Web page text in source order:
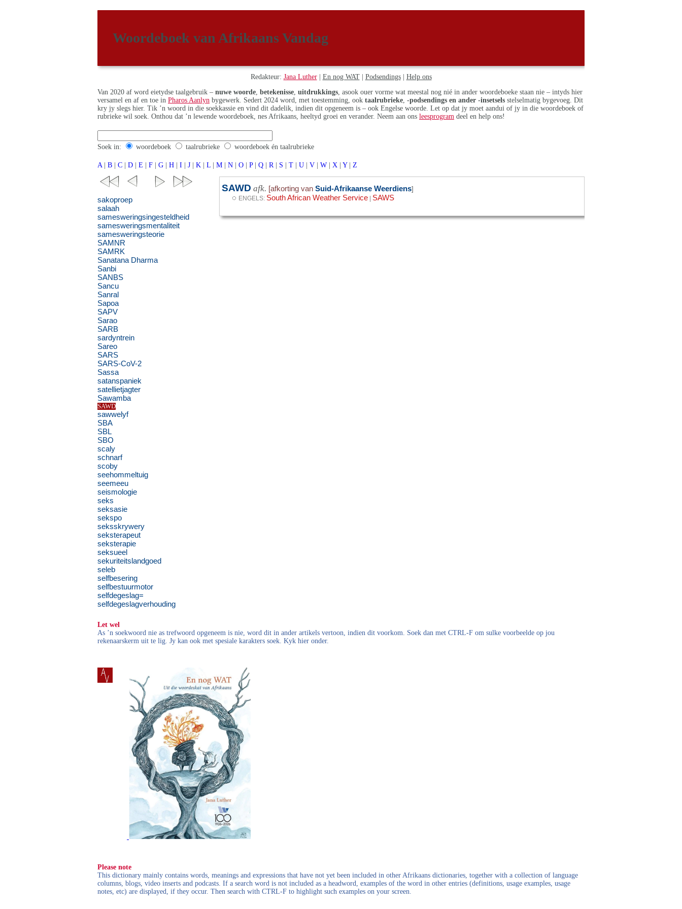
Woordeboek van Afrikaans Vandag
Redakteur: Jana Luther| En nog WAT| Podsendings| Help ons
Van 2020 af word eietydse taalgebruik – nuwe woorde betekenisse uitdrukkings , asook ouer vorme wat meestal nog nié in ander woordeboeke staan nie – intyds hier
versamel en af en toe in Pharos Aanlyn bygewerk. Sedert 2024 word, met toestemming, ook taalrubrieke -podsendings en ander -insetsels stelselmatig bygevoeg. Dit
kry jy slegs hier. Tik ’n woord in die soekkassie en vind dit dadelik, indien dit opgeneem is – ook Engelse woorde. Let op dat jy moet aandui of jy in die woordeboek of
rubrieke wil soek. Onthou dat ’n lewende woordeboek, nes Afrikaans, heeltyd groei en verander. Neem aan ons leesprogram deel en help ons!
Soek in: woordeboek taalrubrieke woordeboek én taalrubrieke
A | B | C | D | E | F | G | H | I | J | K | L | M | N | O | P | Q | R | S | T | U | V | W | X | Y | Z
SAWD afk. [afkorting van Suid-Afrikaanse Weerdiens]
◌ ENGELS: South African Weather Service | SAWS
sakoproep
salaah
samesweringsingesteldheid
samesweringsmentaliteit
samesweringsteorie
SAMNR
SAMRK
Sanatana Dharma
Sanbi
SANBS
Sancu
Sanral
Sapoa
SAPV
Sarao
SARB
sardyntrein
Sareo
SARS
SARS-CoV-2
Sassa
satanspaniek
satellietjagter
Sawamba
SAWD
sawwelyf
SBA
SBL
SBO
scaly
schnarf
scoby
seehommeltuig
seemeeu
seismologie
seks
seksasie
sekspo
seksskrywery
seksterapeut
seksterapie
seksueel
sekuriteitslandgoed
seleb
selfbesering
selfbestuurmotor
selfdegeslag=
selfdegeslagverhouding
Let wel
As ’n soekwoord nie as trefwoord opgeneem is nie, word dit in ander artikels vertoon, indien dit voorkom. Soek dan met CTRL-F om sulke voorbeelde op jou
rekenaarskerm uit te lig. Jy kan ook met spesiale karakters soek. Kyk hier onder.
Please note
This dictionary mainly contains words, meanings and expressions that have not yet been included in other Afrikaans dictionaries, together with a collection of language
columns, blogs, video inserts and podcasts. If a search word is not included as a headword, examples of the word in other entries (definitions, usage examples, usage
notes, etc) are displayed, if they occur. Then search with CTRL-F to highlight such examples on your screen.